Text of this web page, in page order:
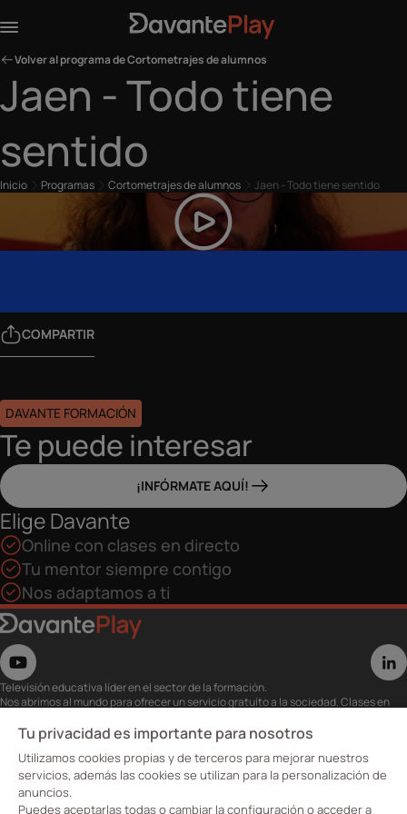
Volver al programa de Cortometrajes de alumnos
Jaen - Todo tiene
sentido
Inicio Programas Cortometrajes de alumnos Jaen - Todo tiene sentido
COMPARTIR
DAVANTE FORMACIÓN
Te puede interesar
¡INFÓRMATE AQUÍ!
Elige Davante
Online con clases en directo
Tu mentor siempre contigo
Nos adaptamos a ti
Televisión educativa líder en el sector de la formación.
Nos abrimos al mundo para ofrecer un servicio gratuito a la sociedad. Clases en
eventos, masterclass y recursos para estudiantes…
Utiliza esta plataforma para tu formación ya seas opositor o estés formándote
para conseguir o mejorar tu empleo.
Te invitamos a conocer nuestro contenido a la carta para ver cuándo y dónde
quieras.
Davante Play. #FormaciónEnAbierto
Tu privacidad es importante para nosotros
Utilizamos cookies propias y de terceros para mejorar nuestros
servicios, además las cookies se utilizan para la personalización de
anuncios.
Puedes aceptarlas todas o cambiar la configuración o acceder a